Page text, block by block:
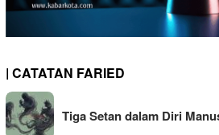
| CATATAN FARIED
Tiga Setan dalam Diri